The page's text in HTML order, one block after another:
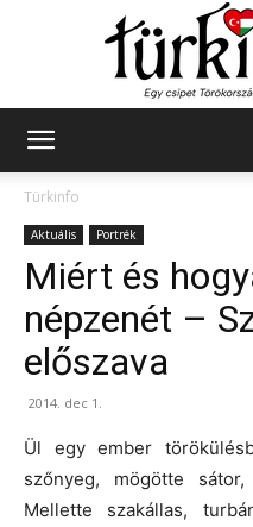
Türkinfo
Aktuális Portrék
Miért és
népzenét –
előszava
2014. dec 1.
Ül egy ember
szőnyeg, mögötte
Mellette szakállas,